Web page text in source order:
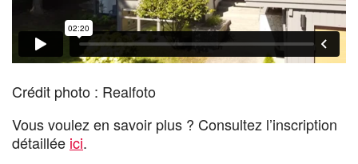
Crédit photo : Realfoto
Vous voulez en savoir plus ? Consultez l’inscription
détaillée ici.